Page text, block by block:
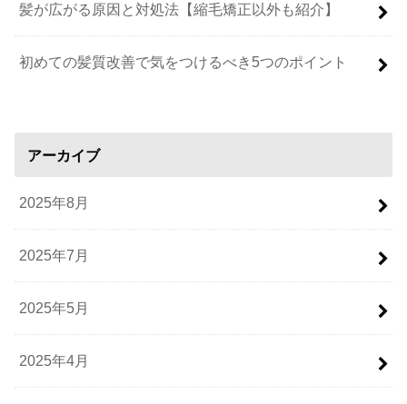
髪が広がる原因と対処法【縮毛矯正以外も紹介】
初めての髪質改善で気をつけるべき5つのポイント
アーカイブ
2025年8月
2025年7月
2025年5月
2025年4月